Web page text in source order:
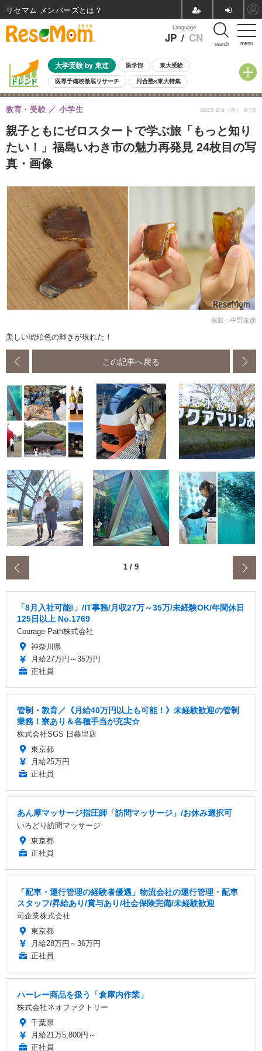
menu
Language
JP / CN search
大学受験 by 東進 医学部 東大受験
医専予備校徹底リサーチ 河合塾×東大特集
親子で考える大学選び 高校受験 中学受験 小学校受験
共通テスト 夏休み
8月開催イベント・WS 全国公立高校 過去問 人気記事
自由研究教材（小学生向け） 自由研究教材（中学生向け） ランキング
親子ともにゼロスタートで学ぶ旅「もっと知り
たい！」福島いわき市の魅力再発見 24枚目の写
真・画像
教育・受験 小学生 2025.2.5（水） 9:15
撮影：中野泰彦
美しい琥珀色の輝きが現れた！
この記事へ戻る
1 / 9
「8月入社可能!」/IT事務/月収27万～35万/未経験OK/年間休日
125日以上 No.1769
Courage Path株式会社
神奈川県
月給27万円～35万円
正社員
管制・教育／《月給40万円以上も可能！》未経験歓迎の管制
業務！寮あり＆各種手当が充実☆
株式会社SGS 日暮里店
東京都
月給25万円
正社員
あん摩マッサージ指圧師「訪問マッサージ」/お休み選択可
いろどり訪問マッサージ
東京都
正社員
「配車・運行管理の経験者優遇」物流会社の運行管理・配車
スタッフ/昇給あり/賞与あり/社会保険完備/未経験歓迎
司企業株式会社
東京都
月給28万円～36万円
正社員
ハーレー商品を扱う「倉庫内作業」
株式会社ネオファクトリー
千葉県
月給21万5,800円～
正社員
リセマム メンバーズ